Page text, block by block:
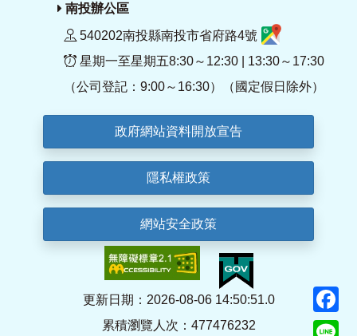
南投辦公區
540202南投縣南投市省府路4號
星期一至星期五8:30～12:30 | 13:30～17:30
（公司登記：9:00～16:30）（國定假日除外）
政府網站資料開放宣告
隱私權政策
網站安全政策
更新日期：2026-08-06 14:50:51.0
累積瀏覽人次：477476232